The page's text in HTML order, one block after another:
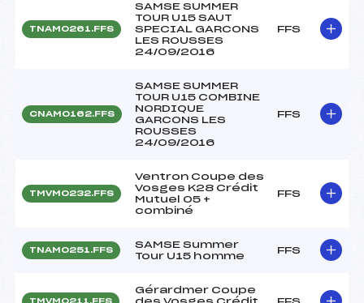
TNAM0261.FFS
SAMSE SUMMER
TOUR U15 SAUT
SPECIAL GARCONS
LES ROUSSES
24/09/2016
FFS
CNAM0162.FFS
SAMSE SUMMER
TOUR U15 COMBINE
NORDIQUE
GARCONS LES
ROUSSES
24/09/2016
FFS
TMVM0232.FFS
Ventron Coupe des
Vosges K28 Crédit
Mutuel 05 +
combiné
FFS
TNAM0251.FFS
SAMSE Summer
Tour U15 homme
FFS
TMVM0211.FFS
Gérardmer Coupe
des Vosges Crédit
FFS